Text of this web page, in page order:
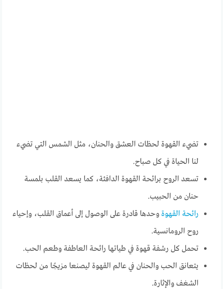
تضيء القهوة لحظات العشق والحنان، مثل الشمس التي تضيء
لنا الحياة في كل صباح.
تسعد الروح برائحة القهوة الدافئة، كما يسعد القلب بلمسة
حنان من الحبيب.
رائحة القهوة وحدها قادرة على الوصول إلى أعماق القلب، وإحياء
روح الرومانسية.
تحمل كل رشفة قهوة في طياتها رائحة العاطفة وطعم الحب.
يتعانق الحب والحنان في عالم القهوة ليصنعا مزيجًا من لحظات
الشغف والإثارة.